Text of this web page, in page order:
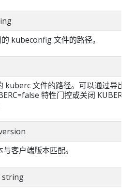
kubeconfig 文件的路径。
kuberc 文件的路径。可以通过导出
特性门控或关闭
客户端版本匹配。
string